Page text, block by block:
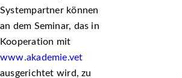
Systempartner können
an dem Seminar, das in
Kooperation mit
www.akademie.vet
ausgerichtet wird, zu